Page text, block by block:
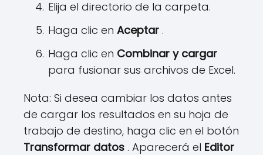
Elija el directorio de la carpeta.
Haga clic en Aceptar .
Haga clic en Combinar y cargar
para fusionar sus archivos de Excel.
Nota: Si desea cambiar los datos antes
de cargar los resultados en su hoja de
trabajo de destino, haga clic en el botón
Transformar datos . Aparecerá el Editor